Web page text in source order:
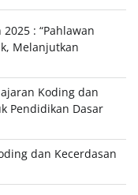
: “Pahlawan
Melanjutkan
Koding dan
Pendidikan Dasar
dan Kecerdasan